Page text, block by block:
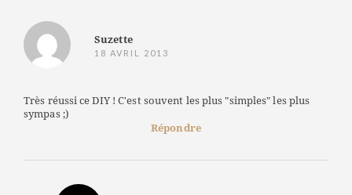
Suzette
18 AVRIL 2013
Très réussi ce DIY ! C'est souvent les plus "simples" les plus
sympas ;)
Répondre